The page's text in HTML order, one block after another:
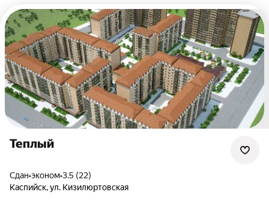
Теплый
Сдан•эконом•3.5 (22)
Каспийск,ул. Кизилюртовская